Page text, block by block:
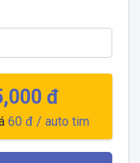
đ
60 đ / auto tim